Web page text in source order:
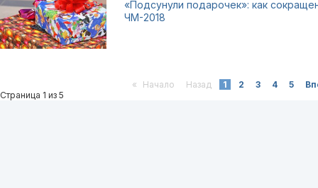
«Подсунули подарочек»: как
ЧМ-2018
« Начало Назад 1 2 3 4 5
Страница 1 из 5